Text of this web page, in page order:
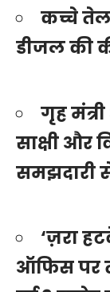
कच्चे तेल
डीजल की
गृह
साक्षी और
समझदारी
‘ज़रा
ऑफिस पर